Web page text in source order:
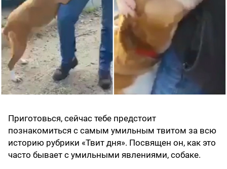
Приготовься, сейчас тебе предстоит
познакомиться с самым умильным твитом за всю
историю рубрики «Твит дня». Посвящен он, как это
часто бывает с умильными явлениями, собаке.